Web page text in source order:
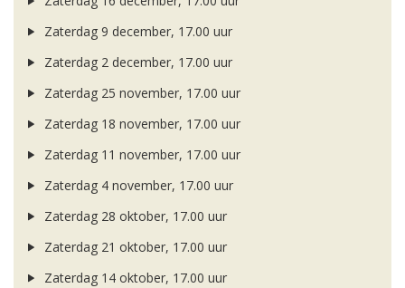
Zaterdag 9 december, 17.00 uur
Zaterdag 2 december, 17.00 uur
Zaterdag 25 november, 17.00 uur
Zaterdag 18 november, 17.00 uur
Zaterdag 11 november, 17.00 uur
Zaterdag 4 november, 17.00 uur
Zaterdag 28 oktober, 17.00 uur
Zaterdag 21 oktober, 17.00 uur
Zaterdag 14 oktober, 17.00 uur